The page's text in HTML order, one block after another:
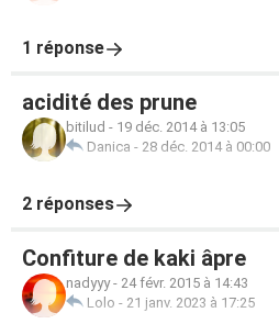
1 réponse
acidité des prune
bitilud - 19 déc. 2014 à 13:05
Danica - 28 déc. 2014 à 00:00
2 réponses
Confiture de kaki âpre
nadyyy- 24 févr. 2015 à 14:43
Lolo - 21 janv. 2023 à 17:25